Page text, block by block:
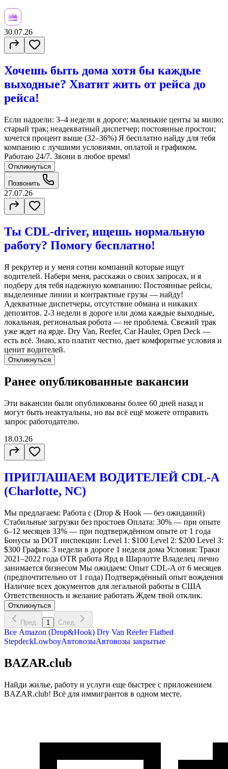
30.07.26
Хочешь быть дома хотя бы каждые
выходные? Хватит жить от рейса до
рейса!
Если надоели: 3–4 недели в дороге; маленькие центы за милю;
старый трак; неадекватный диспетчер; постоянные простои;
хочется процент выше (32–36%) Я бесплатно найду для тебя
компанию с лучшими условиями, оплатой и графиком.
Работаю 24/7. Звони в любое время!
Откликнуться
Позвонить
27.07.26
Ты CDL-driver, ищешь нормальную
работу? Помогу бесплатно!
Я рекрутер и у меня сотни компаний которые ищут
водителей. Набери меня, расскажи о своих запросах, и я
подберу для тебя надежную компанию: Постоянные рейсы,
выделенные линии и контрактные грузы — найду!
Адекватные диспетчеры, отсутствие обмана и никаких
депозитов. 2-3 недели в дороге или дома каждые выходные,
локальная, региональая робота — не проблема. Свежий трак
уже ждет на ярде. Dry Van, Reefer, Car Hauler, Open Deck —
есть всё. Знаю, кто платит честно, дает комфорнтые условия и
ценит водителей.
Откликнуться
Ранее опубликованные вакансии
Эти вакансии были опубликованы более 60 дней назад и
могут быть неактуальны, но вы всё ещё можете отправить
запрос работодателю.
18.03.26
ПРИГЛАШАЕМ ВОДИТЕЛЕЙ CDL-A
(Charlotte, NC)
Мы предлагаем: Работа с (Drop & Hook — без ожиданий)
Стабильные загрузки без простоев Оплата: 30% — при опыте
6–12 месяцев 33% — при подтверждённом опыте от 1 года
Бонусы за DOT инспекции: Level 1: $100 Level 2: $200 Level 3:
$300 График: 3 недели в дороге 1 неделя дома Условия: Траки
2021–2022 года OTR работа Ярд в Шарлотте Владелец лично
занимается бизнесом Мы ожидаем: Опыт CDL-A от 6 месяцев
(предпочтительно от 1 года) Подтверждённый опыт вождения
Наличие всех документов для легальной работы в США
Ответственность и желание работать Ждем твой отклик.
Откликнуться
Пред. 1 След.
Все Amazon (Drop&Hook) Dry Van ReeferFlatbed
StepdeckLowboyАвтовозыАвтовозы закрытые
BAZAR.club
Найди жилье, работу и услуги еще быстрее с приложением
BAZAR.club! Всё для иммигрантов в одном месте.